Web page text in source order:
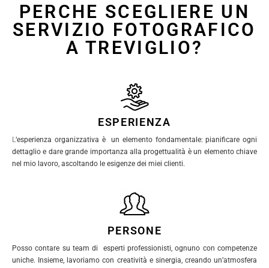
PERCHE SCEGLIERE UN
SERVIZIO FOTOGRAFICO
A TREVIGLIO?
ESPERIENZA
L‘esperienza organizzativa è un elemento fondamentale: pianificare ogni
dettaglio e dare grande importanza alla progettualità è un elemento chiave
nel mio lavoro, ascoltando le esigenze dei miei clienti.
PERSONE
Posso contare su team di esperti professionisti, ognuno con competenze
uniche. Insieme, lavoriamo con creatività e sinergia, creando un’atmosfera